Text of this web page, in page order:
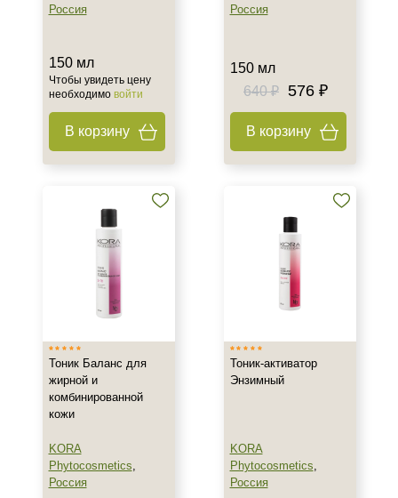
Все типы кожи
Зрелая
Показать еще
Возраст
Любой возраст (от 18 лет)
Восстановление
Матирование
Показать еще
Назначение против
Воспаление
Гиперкератоз
Россия
150 мл
Чтобы увидеть цену
необходимо войти
В корзину
Россия
150 мл
640 ₽ 576 ₽
В корзину
Тоник Баланс для
жирной и
комбинированной
кожи
KORA
Phytocosmetics,
Россия
Тоник-активатор
Энзимный
KORA
Phytocosmetics,
Россия